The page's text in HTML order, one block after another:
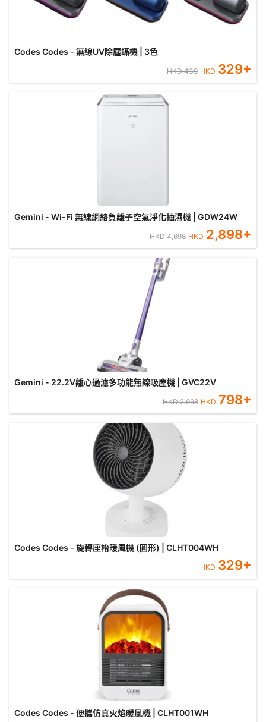
Codes Codes - 無線UV除塵蟎機 | 3色
HKD439 HKD 329+
Gemini - Wi-Fi 無線網絡負離子空氣淨化抽濕機 | GDW24W
HKD4,698 HKD 2,898+
Gemini - 22.2V離心過濾多功能無線吸塵機 | GVC22V
HKD2,998 HKD 798+
Codes Codes - 旋轉座枱暖風機 (圓形) | CLHT004WH
HKD 329+
Codes Codes - 便攜仿真火焰暖風機 | CLHT001WH